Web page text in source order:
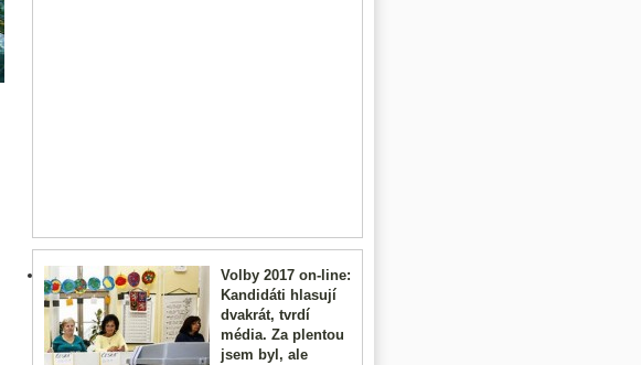
Volby 2017 on-line:
Kandidáti hlasují
dvakrát, tvrdí
média. Za plentou
jsem byl, ale